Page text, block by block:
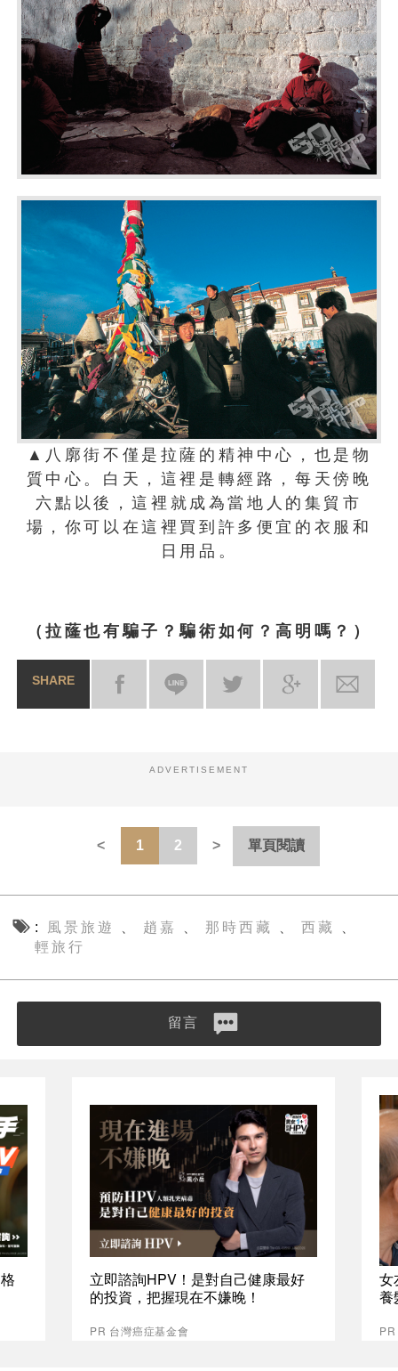
▲八廓街不僅是拉薩的精神中心，也是物
質中心。白天，這裡是轉經路，每天傍晚
六點以後，這裡就成為當地人的集貿市
場，你可以在這裡買到許多便宜的衣服和
日用品。
（拉蕯也有騙子？騙術如何？高明嗎？）
SHARE
ADVERTISEMENT
1 2 單頁閱讀
風景旅遊 趙嘉 那時西藏 西藏
輕旅行
留言
立即諮詢HPV！是對自己健康最好
的投資，把握現在不嫌晚！
PR 台灣癌症基金會
女
養